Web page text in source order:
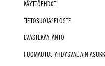
KÄYTTÖEHDOT
TIETOSUOJASELOSTE
EVÄSTEKÄYTÄNTÖ
HUOMAUTUS YHDYSVALTAIN